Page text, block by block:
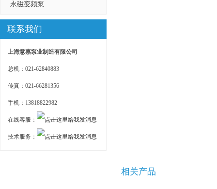
永磁变频泵
联系我们
上海意嘉泵业制造有限公司
总机：021-62840883
传真：021-66281356
手机：13818822982
在线客服：
技术服务：
相关产品